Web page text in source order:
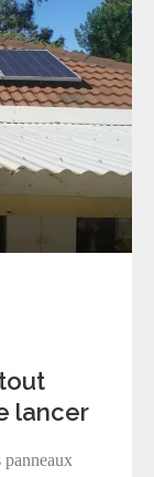
lancer